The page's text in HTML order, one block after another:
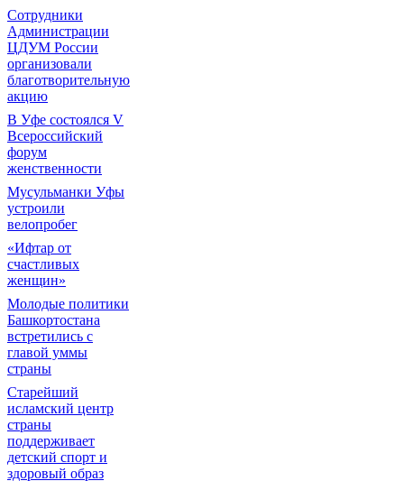
Сотрудники
Администрации
ЦДУМ России
организовали
благотворительную
акцию
В Уфе состоялся V
Всероссийский
форум
женственности
Мусульманки Уфы
устроили
велопробег
«Ифтар от
счастливых
женщин»
Молодые политики
Башкортостана
встретились с
главой уммы
страны
Старейший
исламский центр
страны
поддерживает
детский спорт и
здоровый образ